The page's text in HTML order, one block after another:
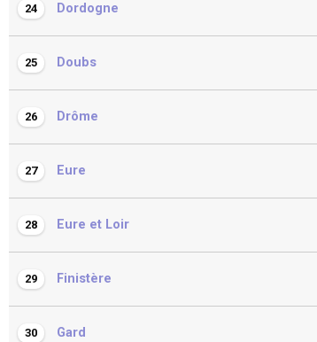
24 Dordogne
25 Doubs
26 Drôme
27 Eure
28 Eure et Loir
29 Finistère
30 Gard